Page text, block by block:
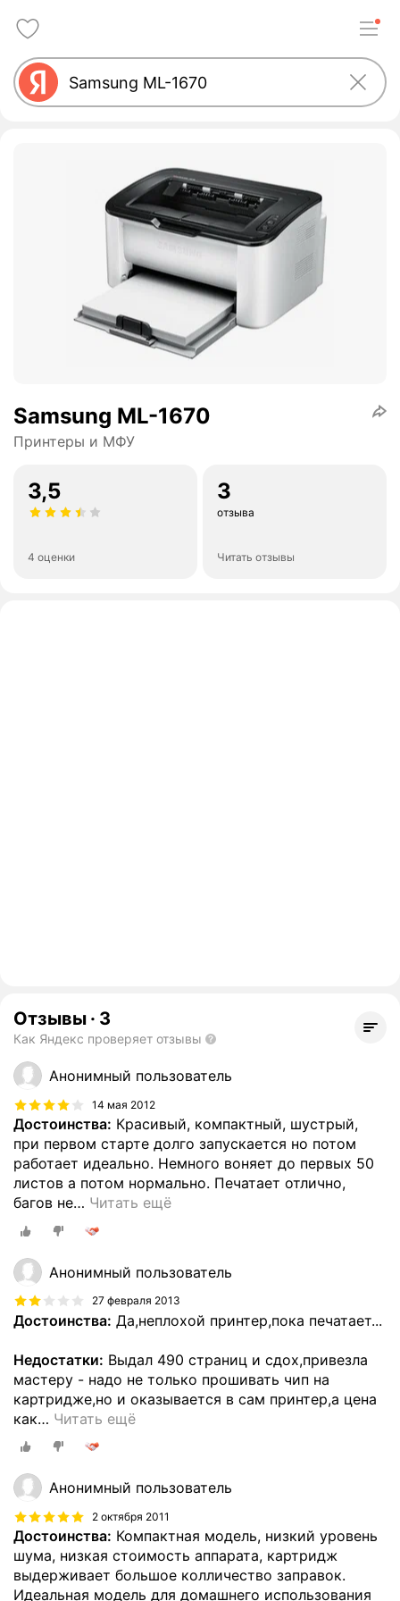
Samsung ML-1670
Принтеры и МФУ
3,5
4 оценки
3
отзыва
Читать отзывы
Отзывы · 3
Как Яндекс проверяет отзывы
Анонимный пользователь
14 мая 2012
Достоинства: Красивый, компактный, шустрый,
при первом старте долго запускается но потом
работает идеально. Немного воняет до первых 50
листов а потом нормально. Печатает отлично,
багов не… Читать ещё
Анонимный пользователь
27 февраля 2013
Достоинства: Да,неплохой принтер,пока печатает...
Недостатки: Выдал 490 страниц и сдох,привезла
мастеру - надо не только прошивать чип на
картридже,но и оказывается в сам принтер,а цена
как… Читать ещё
Анонимный пользователь
2 октября 2011
Достоинства: Компактная модель, низкий уровень
шума, низкая стоимость аппарата, картридж
выдерживает большое колличество заправок.
Идеальная модель для домашнего использования